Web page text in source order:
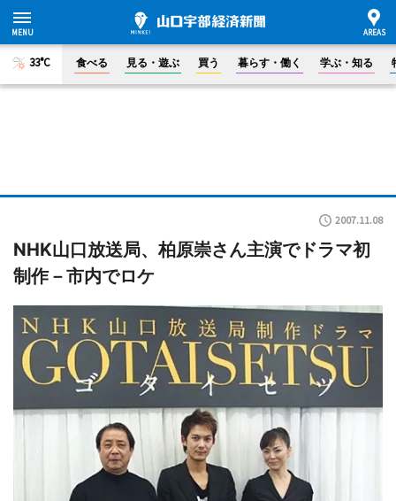
33°C 食べる 見る・遊ぶ 買う 暮らす・働く 学ぶ・知る
2007.11.08
NHK山口放送局、柏原崇さん主演でドラマ初
制作－市内でロケ